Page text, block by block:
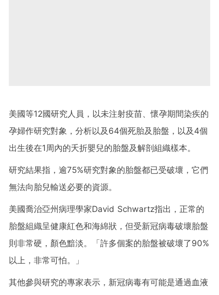
美國等12國研究人員，以未注射疫苗、懷孕期間染疾的
孕婦作研究對象，分析以及64個死胎及胎盤，以及4個
出生後在1周內的夭折嬰兒的胎盤及解剖組織樣本。
研究結果指，逾75%研究對象的胎盤都已受破壞，它們
無法向胎兒輸送必要的資源。
美國喬治亞州病理學家David Schwartz指出，正常的
胎盤組織呈健康紅色和海綿狀，但受新冠病毒破壞胎盤
則非常硬，顏色黯淡。「許多個案的胎盤被破壞了90%
以上，非常可怕。」
其他參與研究的專家表示，新冠病毒有可能是通過血液